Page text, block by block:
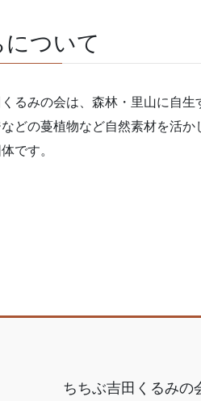
ついて
るみの会は、森林・里山に自生
どの蔓植物など自然素材を活か
です。
ちちぶ吉田くるみの